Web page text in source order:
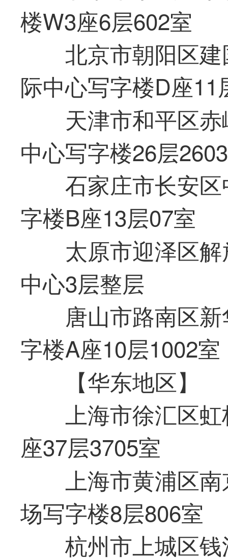
楼W3座6层602室
北京市朝阳区
际中心写字楼D座11
天津市和平区
中心写字楼26层
石家庄市长安
字楼B座13层07室
太原市迎泽区
中心3层整层
唐山市路南区
字楼A座10层1002室
【华东地区】
上海市徐汇区
座37层3705室
上海市黄浦区
场写字楼8层806室
杭州市上城区